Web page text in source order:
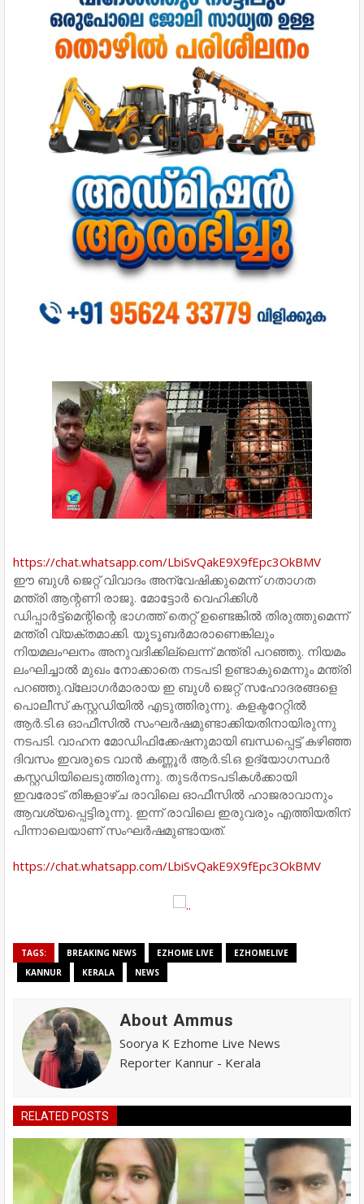
https://chat.whatsapp.com/LbiSvQakE9X9fEpc3OkBMV
ഈ ബുള്‍ ജെറ്റ് വിവാദം അന്വേഷിക്കുമെന്ന് ഗതാഗത
മന്ത്രി ആന്റണി രാജു. മോട്ടോര്‍ വെഹിക്കിള്‍
ഡിപ്പാര്‍ട്ട്മെന്റിന്റെ ഭാഗത്ത് തെറ്റ് ഉണ്ടെങ്കില്‍ തിരുത്തുമെന്ന്
മന്ത്രി വ്യക്തമാക്കി. യൂടൂബര്‍മാരാണെങ്കിലും
നിയമലംഘനം അനുവദിക്കില്ലെന്ന് മന്ത്രി പറഞ്ഞു. നിയമം
ലംഘിച്ചാല്‍ മുഖം നോക്കാതെ നടപടി ഉണ്ടാകുമെന്നും മന്ത്രി
പറഞ്ഞു.വ്‌ലോഗര്‍മാരായ ഇ ബുള്‍ ജെറ്റ് സഹോദരങ്ങളെ
പൊലീസ് കസ്റ്റഡിയില്‍ എടുത്തിരുന്നു. കളക്ടറേറ്റില്‍
ആര്‍.ടി.ഒ ഓഫീസില്‍ സംഘര്‍ഷമുണ്ടാക്കിയതിനായിരുന്നു
നടപടി. വാഹന മോഡിഫിക്കേഷനുമായി ബന്ധപ്പെട്ട് കഴിഞ്ഞ
ദിവസം ഇവരുടെ വാന്‍ കണ്ണൂര്‍ ആര്‍.ടി.ഒ ഉദ്യോഗസ്ഥര്‍
കസ്റ്റഡിയിലെടുത്തിരുന്നു. തുടര്‍നടപടികള്‍ക്കായി
ഇവരോട് തിങ്കളാഴ്ച രാവിലെ ഓഫീസില്‍ ഹാജരാവാനും
ആവശ്യപ്പെട്ടിരുന്നു. ഇന്ന് രാവിലെ ഇരുവരും എത്തിയതിന്
പിന്നാലെയാണ് സംഘര്‍ഷമുണ്ടായത്.
https://chat.whatsapp.com/LbiSvQakE9X9fEpc3OkBMV
TAGS: BREAKING NEWS EZHOME LIVE
EZHOMELIVE
KANNUR
KERALA NEWS
About Ammus
Soorya K Ezhome Live News
Reporter Kannur - Kerala
RELATED POSTS